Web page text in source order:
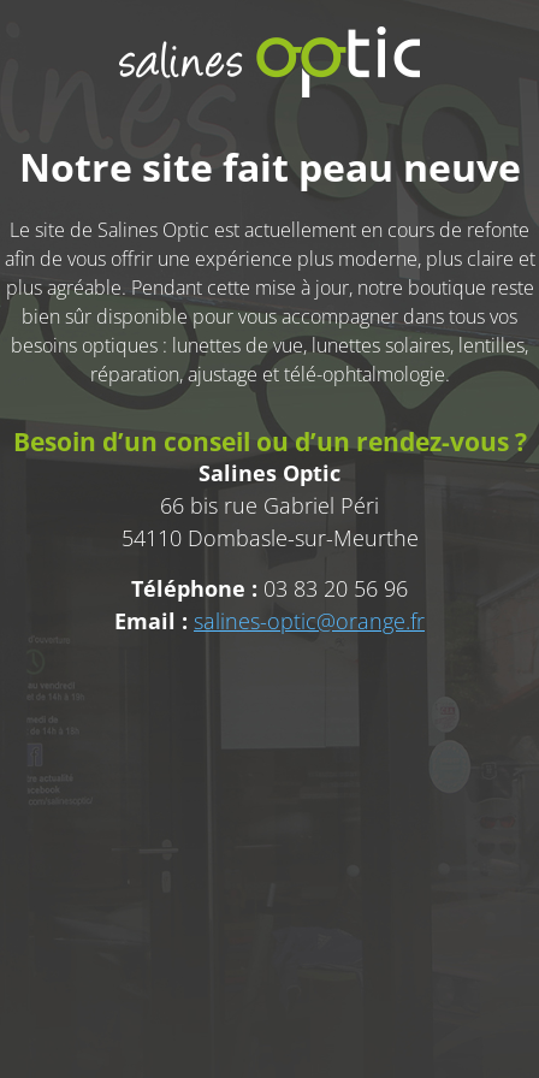
Notre site fait peau neuve
Le site de Salines Optic est actuellement en cours de refonte
afin de vous offrir une expérience plus moderne, plus claire et
plus agréable. Pendant cette mise à jour, notre boutique reste
bien sûr disponible pour vous accompagner dans tous vos
besoins optiques : lunettes de vue, lunettes solaires, lentilles,
réparation, ajustage et télé-ophtalmologie.
Besoin d’un conseil ou d’un rendez-vous ?
Salines Optic
66 bis rue Gabriel Péri
54110 Dombasle-sur-Meurthe
Téléphone : 03 83 20 56 96
Email : salines-optic@orange.fr